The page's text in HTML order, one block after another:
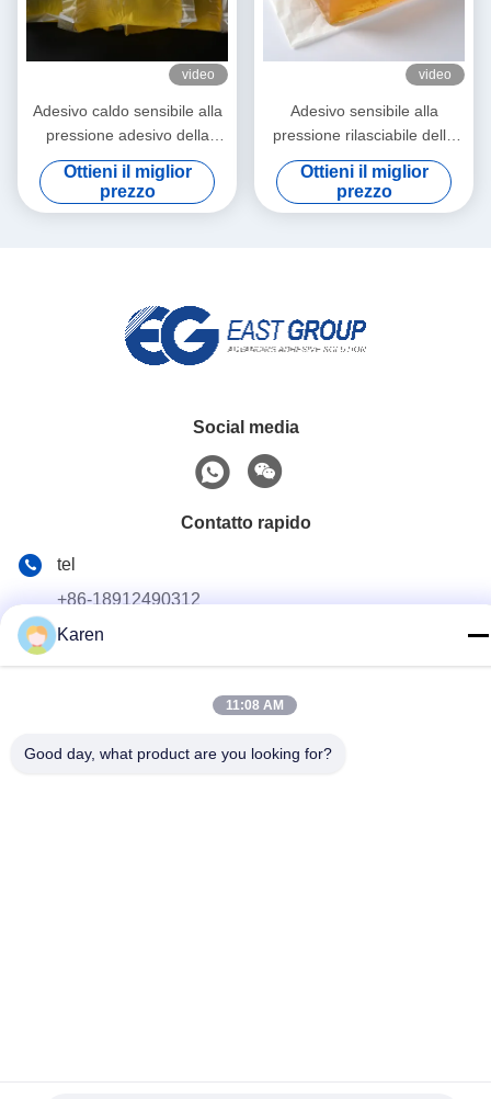
video
Adesivo caldo sensibile alla
pressione adesivo della
colata dell'etichetta della
colata calda autoadesiva di
PSA
Ottieni il miglior
prezzo
video
Adesivo sensibile alla
pressione rilasciabile della
colla calda impermeabile per
la carta della decorazione
della parete 3d
Ottieni il miglior
prezzo
Social media
Contatto rapido
tel
+86-18912490312
E-mail
Zona economica e di sviluppo tecnologico della stanza 701-
702, della strada di No.16 Huayun, Wuxi
Karen
11:08 AM
Good day, what product are you looking for?